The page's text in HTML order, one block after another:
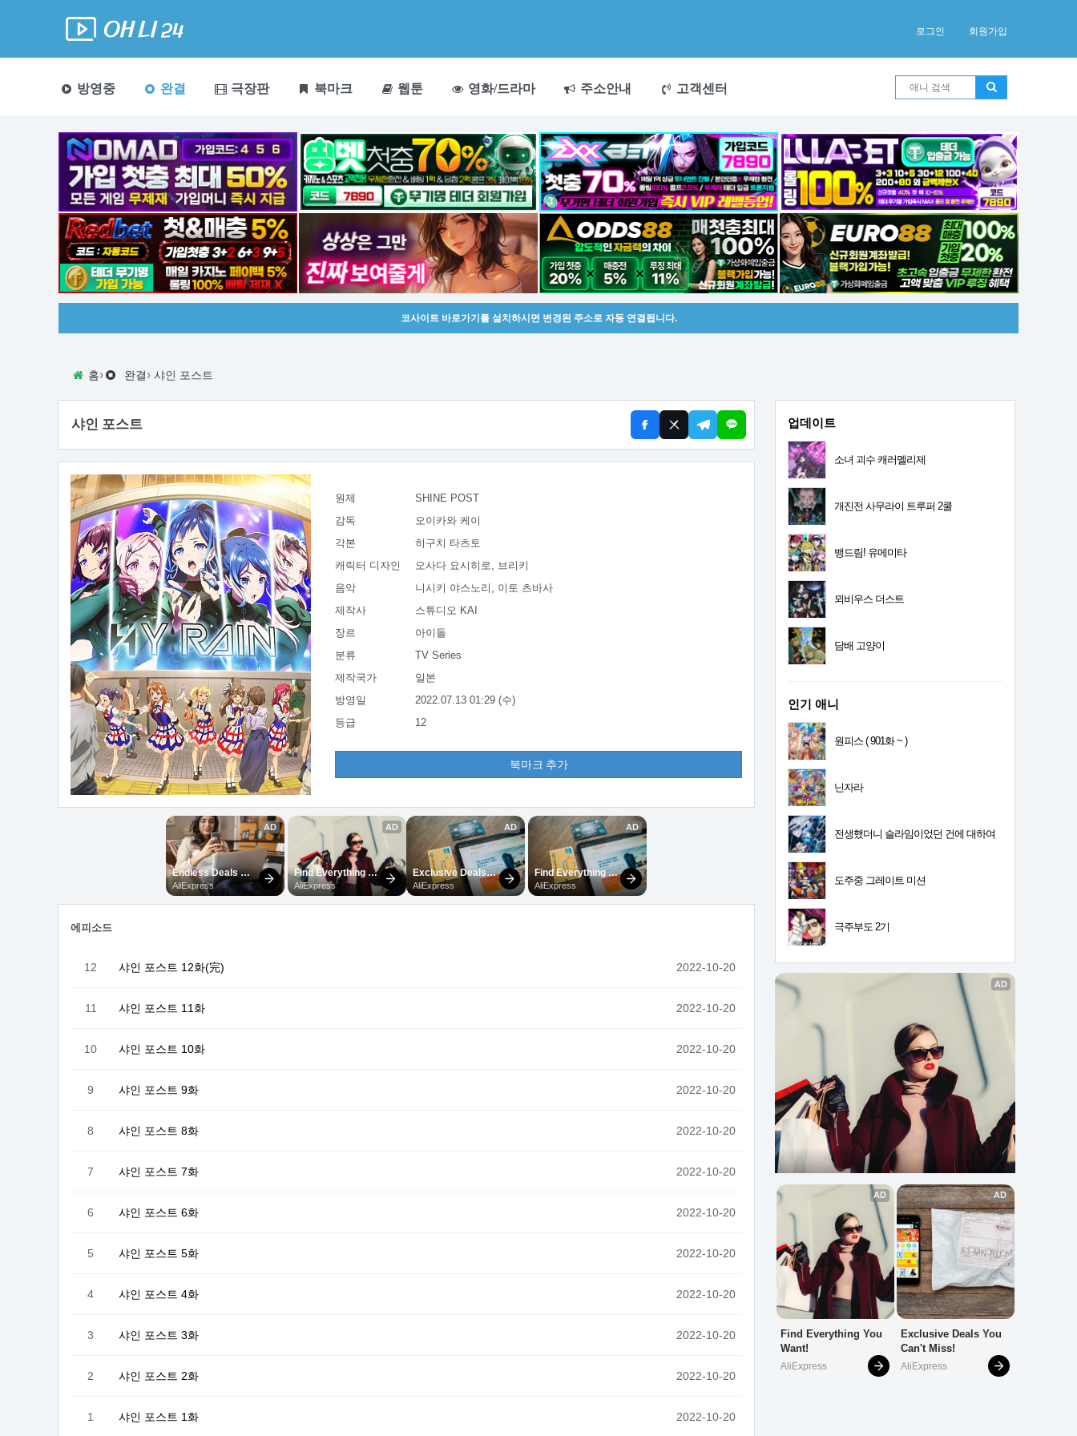
로그인 회원가입
방영중 완결 극장판 북마크 웹툰 영화/드라마 주소안내 고객센터
코사이트 바로가기를 설치하시면 변경된 주소로 자동 연결됩니다.
홈› 완결› 샤인 포스트
샤인 포스트
원제
SHINE POST
감독
오이카와 케이
각본
히구치 타츠토
캐릭터 디자인
오사다 요시히로, 브리키
음악
니시키 야스노리, 이토 츠바사
제작사
스튜디오 KAI
장르
아이돌
분류
TV Series
제작국가
일본
방영일
2022.07.13 01:29 (수)
등급
12
북마크 추가
에피소드
12 샤인 포스트 12화(完) 2022-10-20
11 샤인 포스트 11화 2022-10-20
10 샤인 포스트 10화 2022-10-20
9 샤인 포스트 9화 2022-10-20
8 샤인 포스트 8화 2022-10-20
7 샤인 포스트 7화 2022-10-20
6 샤인 포스트 6화 2022-10-20
5 샤인 포스트 5화 2022-10-20
4 샤인 포스트 4화 2022-10-20
3 샤인 포스트 3화 2022-10-20
2 샤인 포스트 2화 2022-10-20
1 샤인 포스트 1화 2022-10-20
업데이트
소녀 괴수 캐러멜리제
개진전 사무라이 트루퍼 2쿨
뱅드림! 유메미타
뫼비우스 더스트
담배 고양이
인기 애니
원피스 ( 901화 ~ )
닌자라
전생했더니 슬라임이었던 건에 대하여
도주중 그레이트 미션
극주부도 2기